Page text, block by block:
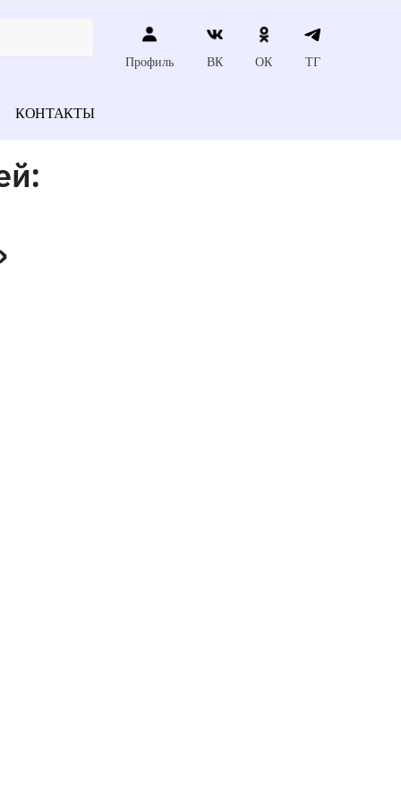
Профиль ВК ОК ТГ
КОНТАКТЫ